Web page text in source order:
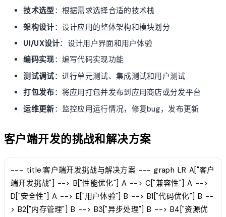
技术选型：根据需求选择合适的技术栈
架构设计：设计应用的整体架构和模块划分
UI/UX设计：设计用户界面和用户体验
编码实现：编写代码实现功能
测试调试：进行单元测试、集成测试和用户测试
打包发布：将应用打包并发布到应用商店或分发平台
运维更新：监控应用运行情况，修复bug，发布更新
客户端开发的挑战和解决方案
--- title:客户端开发挑战与解决方案 --- graph LR A["客户
端开发挑战"] --> B["性能优化"] A --> C["兼容性"] A -->
D["安全性"] A --> E["用户体验"] B --> B1["代码优化"] B --
> B2["内存管理"] B --> B3["异步处理"] B --> B4["资源优